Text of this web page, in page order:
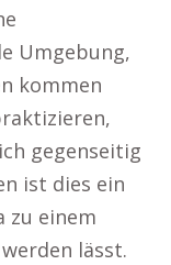
Umgebung,
kommen
gegenseitig
ist dies ein
zu einem
lässt.